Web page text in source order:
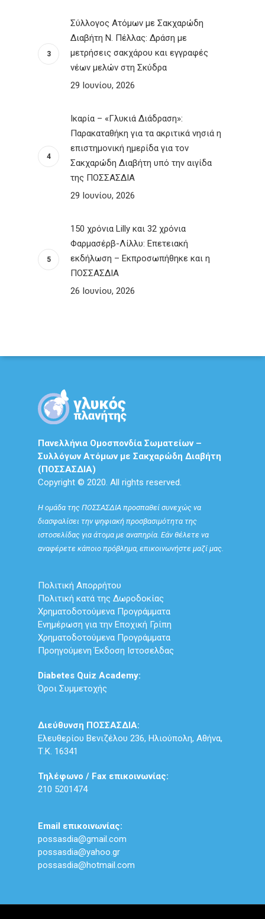
Σύλλογος Ατόμων με Σακχαρώδη
Διαβήτη Ν. Πέλλας: Δράση με
μετρήσεις σακχάρου και εγγραφές
νέων μελών στη Σκύδρα
29 Ιουνίου, 2026
Ικαρία – «Γλυκιά Διάδραση»:
Παρακαταθήκη για τα ακριτικά νησιά η
επιστημονική ημερίδα για τον
Σακχαρώδη Διαβήτη υπό την αιγίδα
της ΠΟΣΣΑΣΔΙΑ
29 Ιουνίου, 2026
150 χρόνια Lilly και 32 χρόνια
Φαρμασέρβ-Λίλλυ: Eπετειακή
εκδήλωση – Εκπροσωπήθηκε και η
ΠΟΣΣΑΣΔΙΑ
26 Ιουνίου, 2026
Πανελλήνια Ομοσπονδία Σωματείων –
Συλλόγων Ατόμων με Σακχαρώδη Διαβήτη
(ΠΟΣΣΑΣΔΙΑ)
Copyright © 2020. All rights reserved.
Η ομάδα της ΠΟΣΣΑΣΔΙΑ προσπαθεί συνεχώς να
διασφαλίσει την ψηφιακή προσβασιμότητα της
ιστοσελίδας για άτομα με αναπηρία. Εάν θέλετε να
αναφέρετε κάποιο πρόβλημα, επικοινωνήστε μαζί μας.
Πολιτική Απορρήτου
Πολιτική κατά της Δωροδοκίας
Χρηματοδοτούμενα Προγράμματα
Ενημέρωση για την Εποχική Γρίπη
Χρηματοδοτούμενα Προγράμματα
Προηγούμενη Έκδοση Ιστοσελδας
Diabetes Quiz Academy:
Όροι Συμμετοχής
Διεύθυνση ΠΟΣΣΑΣΔΙΑ:
Ελευθερίου Βενιζέλου 236, Ηλιούπολη, Αθήνα,
Τ.Κ. 16341
Τηλέφωνο / Fax επικοινωνίας:
210 5201474
Email επικοινωνίας:
possasdia@gmail.com
possasdia@yahoo.gr
possasdia@hotmail.com